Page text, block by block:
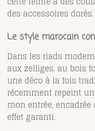
des accessoires dorés.
Le style marocain
Dans les riads
aux zelliges, au bois
une déco à la fois
récemment repeint
mon entrée,
effet garanti.